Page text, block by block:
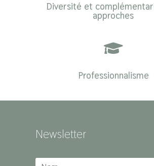
Diversité et
approches

Professionnalisme
Newsletter